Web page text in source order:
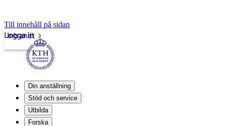
Till innehåll på sidan
Intranät
Logga in
Din anställning
Stöd och service
Utbilda
Forska